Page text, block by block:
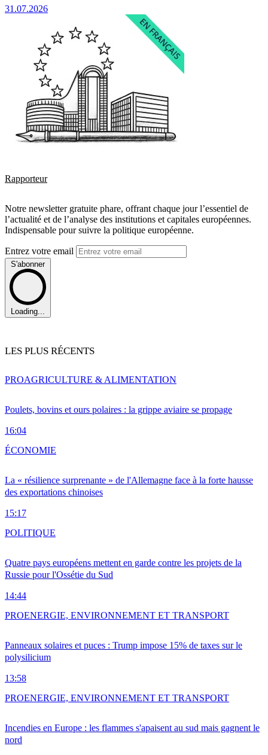
31.07.2026
Rapporteur
Notre newsletter gratuite phare, offrant chaque jour l’essentiel de
l’actualité et de l’analyse des institutions et capitales européennes.
Indispensable pour suivre la politique européenne.
Entrez votre email
S'abonner
Loading...
LES PLUS RÉCENTS
Poulets, bovins et ours polaires : la grippe aviaire se propage
16:04
PROAGRICULTURE & ALIMENTATION
La « résilience surprenante » de l'Allemagne face à la forte hausse
des exportations chinoises
15:17
ÉCONOMIE
Quatre pays européens mettent en garde contre les projets de la
Russie pour l'Ossétie du Sud
14:44
POLITIQUE
Panneaux solaires et puces : Trump impose 15% de taxes sur le
polysilicium
13:58
PROENERGIE, ENVIRONNEMENT ET TRANSPORT
Incendies en Europe : les flammes s'apaisent au sud mais gagnent le
nord
PROENERGIE, ENVIRONNEMENT ET TRANSPORT